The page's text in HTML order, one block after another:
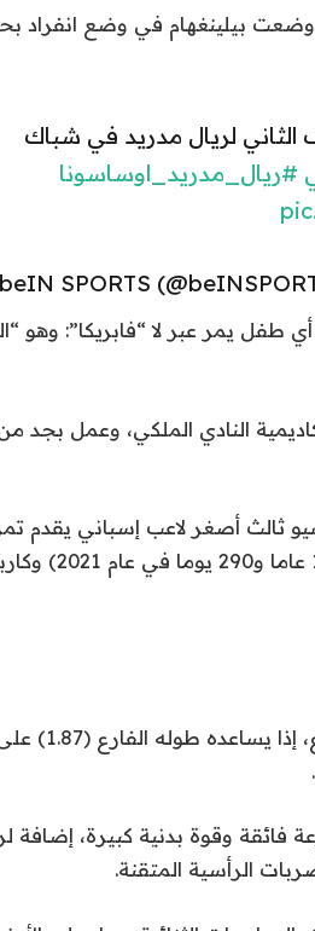
وضعت بيلينغهام في وضع
لريال مدريد في شباك
#ريال_مدريد_اوساسونا
طفل يمر عبر لا “فابريكا”: وهو
النادي الملكي، وعمل بجد من
ويشغل أسينسيو
وقوة بدنية كبيرة، إضافة
الرأسية المتقنة.